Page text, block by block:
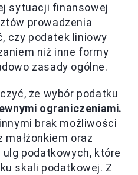
sytuacji finansowej
prowadzenia
czy podatek liniowy
niż inne formy
zasady ogólne.
że wybór podatku
ograniczeniami.
brak możliwości
oraz
podatkowych, które
skali podatkowej. Z